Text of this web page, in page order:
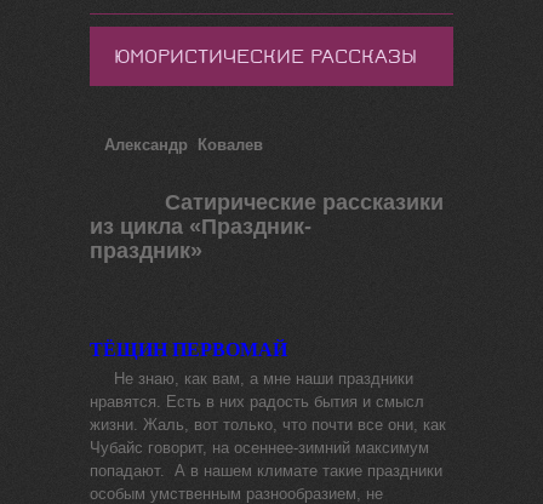
ЮМОРИСТИЧЕСКИЕ РАССКАЗЫ
Александр Ковалев
Сатирические рассказики
из цикла «Праздник-
праздник»
ТЁЩИН ПЕРВОМАЙ
Не знаю, как вам, а мне наши праздники
нравятся. Есть в них радость бытия и смысл
жизни. Жаль, вот только, что почти все они, как
Чубайс говорит, на осеннее-зимний максимум
попадают. А в нашем климате такие праздники
особым умственным разнообразием, не